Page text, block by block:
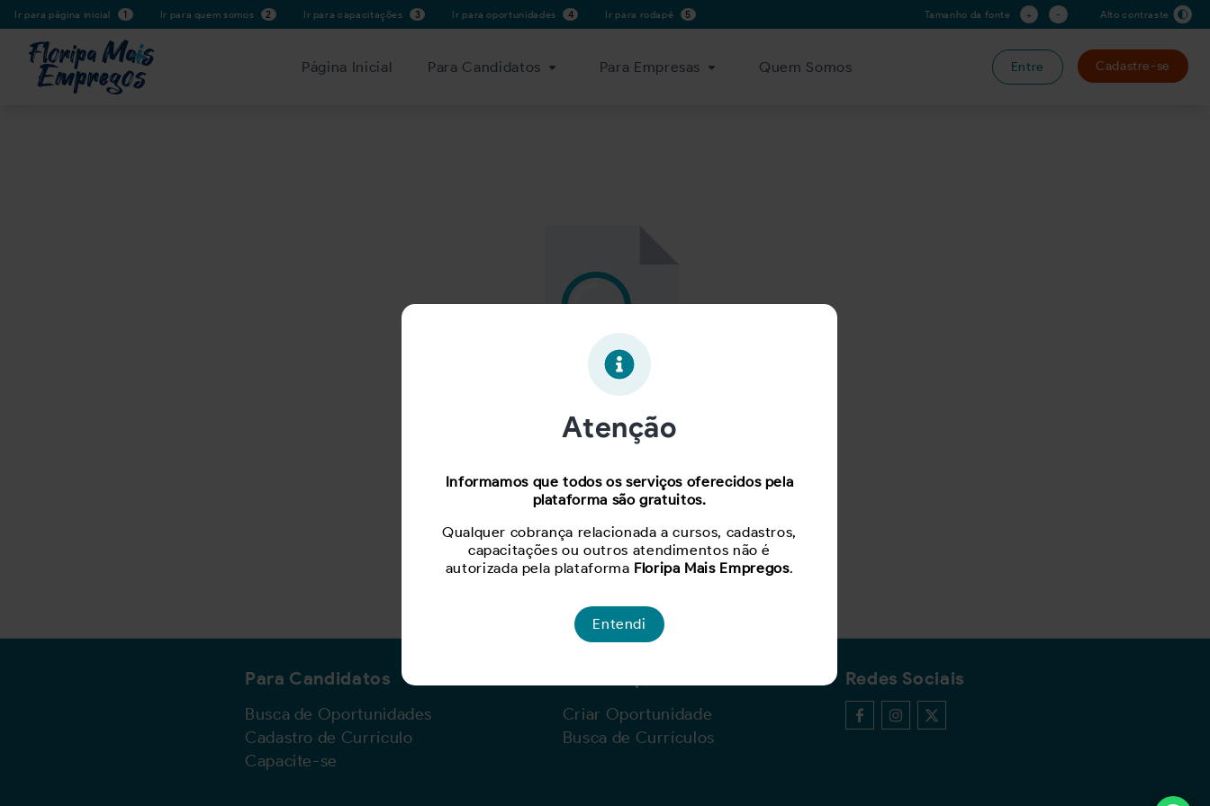
Ir para página inicial 1 Ir para quem somos 2 Ir para capacitações 3 Ir para oportunidades 4 Ir para rodapé 5 Tamanho da fonte + - Alto contraste
Página Inicial Para Candidatos Para Empresas Quem Somos Entre Cadastre-se
Para ver mais, acesse a páginaBuscar Oportunidades.
Para Candidatos
Busca de Oportunidades
Cadastro de Currículo
Capacite-se
Criar Oportunidade
Busca de Currículos
Redes Sociais
Atenção
Informamos que todos os serviços oferecidos pela
plataforma são gratuitos.
Qualquer cobrança relacionada a cursos, cadastros,
capacitações ou outros atendimentos não é
autorizada pela plataforma Floripa Mais Empregos.
Entendi